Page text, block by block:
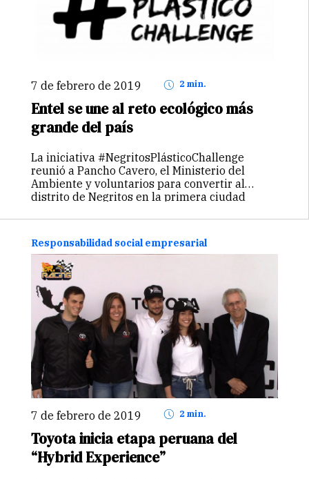
7 de febrero de 2019 2 min.
Entel se une al reto ecológico más
grande del país
La iniciativa #NegritosPlásticoChallenge
reunió a Pancho Cavero, el Ministerio del
Ambiente y voluntarios para convertir al
distrito de Negritos en la primera ciudad
cientos de personas y recolectar toneladas de
desechos. Lima, miércoles…
Continuar
Responsabilidad social empresarial
7 de febrero de 2019 2 min.
Toyota inicia etapa peruana del
“Hybrid Experience”